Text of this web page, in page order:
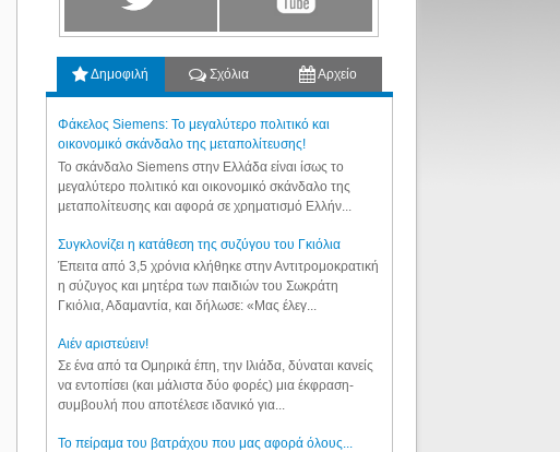
Δημοφιλή Σχόλια Αρχείο
Φάκελος Siemens: Το μεγαλύτερο πολιτικό και
οικονομικό σκάνδαλο της μεταπολίτευσης!
Το σκάνδαλο Siemens στην Ελλάδα είναι ίσως το
μεγαλύτερο πολιτικό και οικονομικό σκάνδαλο της
μεταπολίτευσης και αφορά σε χρηματισμό Ελλήν...
Συγκλονίζει η κατάθεση της συζύγου του Γκιόλια
Έπειτα από 3,5 χρόνια κλήθηκε στην Αντιτρομοκρατική
η σύζυγος και μητέρα των παιδιών του Σωκράτη
Γκιόλια, Αδαμαντία, και δήλωσε: «Μας έλεγ...
Aιέν αριστεύειν!
Σε ένα από τα Ομηρικά έπη, την Ιλιάδα, δύναται κανείς
να εντοπίσει (και μάλιστα δύο φορές) μια έκφραση-
συμβουλή που αποτέλεσε ιδανικό για...
Το πείραμα του βατράχου που μας αφορά όλους...